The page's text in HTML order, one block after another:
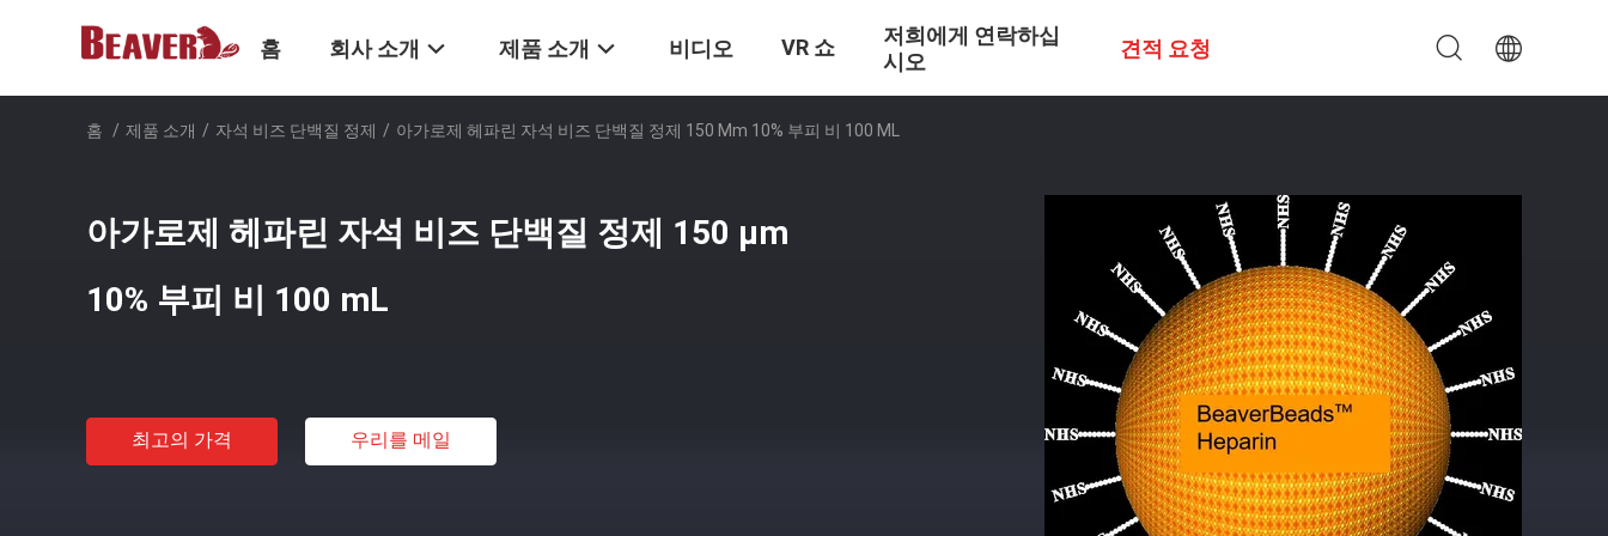
홈 회사 소개 제품 소개 비디오 VR 쇼
저희에게 연락하십
시오
견적 요청
홈 / 제품 소개 / 자석 비즈 단백질 정제 / 아가로제 헤파린 자석 비즈 단백질 정제 150 Μm 10% 부피 비 100 ML
아가로제 헤파린 자석 비즈 단백질 정제 150 μm
10% 부피 비 100 mL
최고의 가격 우리를 메일